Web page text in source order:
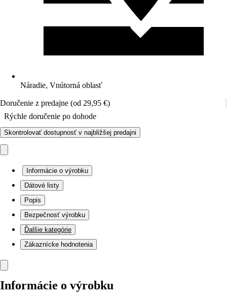
Náradie, Vnútorná oblasť
Doručenie z predajne (od 29,95 €)
Rýchle doručenie po dohode
Skontrolovať dostupnosť v najbližšej predajni
Informácie o výrobku
Dátové listy
Popis
Bezpečnosť výrobku
Ďalšie kategórie
Zákaznícke hodnotenia
Informácie o výrobku